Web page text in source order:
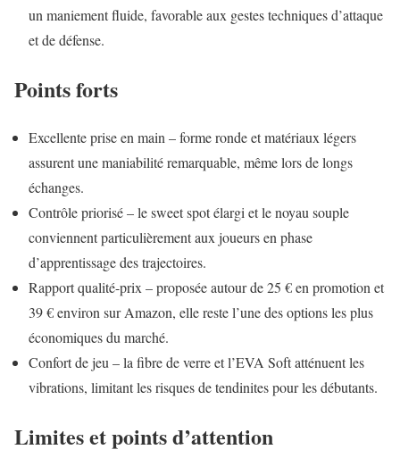
un maniement fluide, favorable aux gestes techniques d’attaque
et de défense.
Points forts
Excellente prise en main – forme ronde et matériaux légers
assurent une maniabilité remarquable, même lors de longs
échanges.
Contrôle priorisé – le sweet spot élargi et le noyau souple
conviennent particulièrement aux joueurs en phase
d’apprentissage des trajectoires.
Rapport qualité-prix – proposée autour de 25 € en promotion et
39 € environ sur Amazon, elle reste l’une des options les plus
économiques du marché.
Confort de jeu – la fibre de verre et l’EVA Soft atténuent les
vibrations, limitant les risques de tendinites pour les débutants.
Limites et points d’attention